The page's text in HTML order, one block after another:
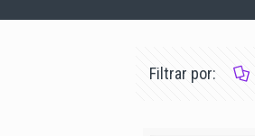
Filtrar por: